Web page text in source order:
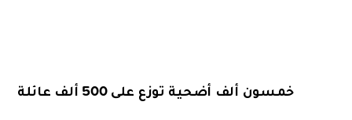
خمسون ألف أضحية توزع على 500 ألف عائلة